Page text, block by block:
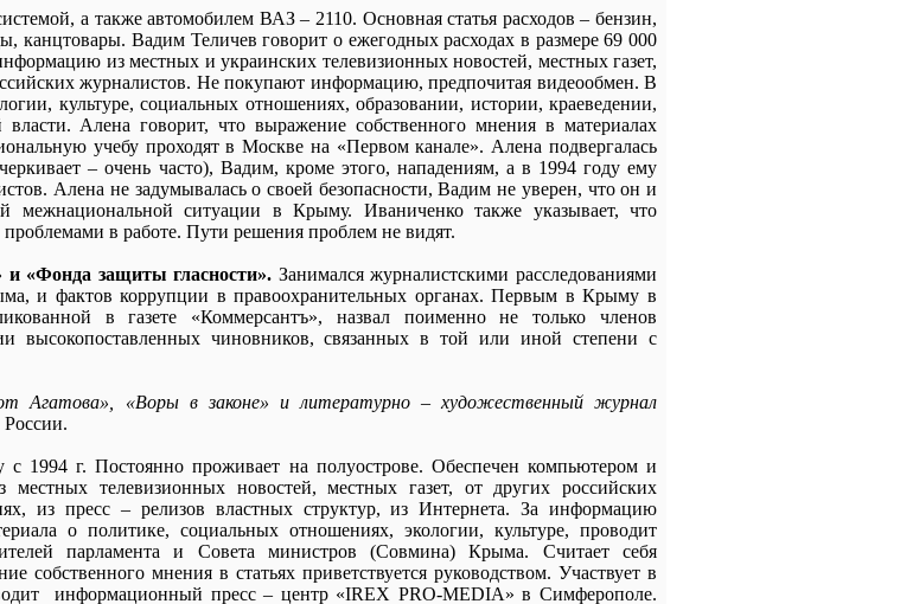
а также автомобилем ВАЗ – 2110. Основная статья расходов – бензин,
канцтовары. Вадим Теличев говорит о ежегодных расходах в размере 69 000
из местных и украинских телевизионных новостей, местных газет,
журналистов. Не покупают информацию, предпочитая видеообмен. В
культуре, социальных отношениях, образовании, истории, краеведении,
Алена говорит, что выражение собственного мнения в материалах
учебу проходят в Москве на «Первом канале». Алена подвергалась
– очень часто), Вадим, кроме этого, нападениям, а в 1994 году ему
Алена не задумывалась о своей безопасности, Вадим не уверен, что он и
межнациональной ситуации в Крыму. Иваниченко также указывает, что
в работе. Пути решения проблем не видят.
и «Фонда защиты гласности». Занимался журналистскими расследованиями
и фактов коррупции в правоохранительных органах. Первым в Крыму в
в газете «Коммерсантъ», назвал поименно не только членов
высокопоставленных чиновников, связанных в той или иной степени с
Агатова», «Воры в законе» и литературно – художественный журнал
с 1994 г. Постоянно проживает на полуострове. Обеспечен компьютером и
телевизионных новостей, местных газет, от других российских
из пресс – релизов властных структур, из Интернета. За информацию
о политике, социальных отношениях, экологии, культуре, проводит
парламента и Совета министров (Совмина) Крыма. Считает себя
собственного мнения в статьях приветствуется руководством. Участвует в
информационный пресс – центр «IREX PRO-MEDIA» в Симферополе.